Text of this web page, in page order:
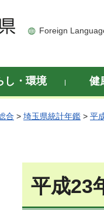
Foreign
し・環境 健
合 > 埼玉県統計年鑑 > 平
平成23